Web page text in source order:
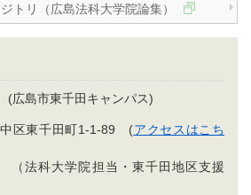
トリ（広島法科大学院論集）
広島市東千田キャンパス)
区東千田町1-1-89 (アクセスはこち
（法科大学院担当・東千田地区支援